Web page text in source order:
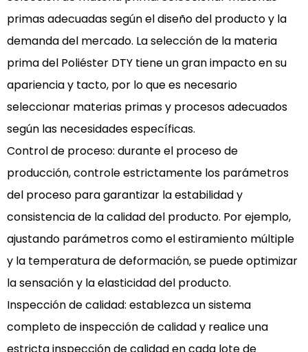
primas adecuadas según el diseño del producto y la
demanda del mercado. La selección de la materia
prima del Poliéster DTY tiene un gran impacto en su
apariencia y tacto, por lo que es necesario
seleccionar materias primas y procesos adecuados
según las necesidades específicas.
Control de proceso: durante el proceso de
producción, controle estrictamente los parámetros
del proceso para garantizar la estabilidad y
consistencia de la calidad del producto. Por ejemplo,
ajustando parámetros como el estiramiento múltiple
y la temperatura de deformación, se puede optimizar
la sensación y la elasticidad del producto.
Inspección de calidad: establezca un sistema
completo de inspección de calidad y realice una